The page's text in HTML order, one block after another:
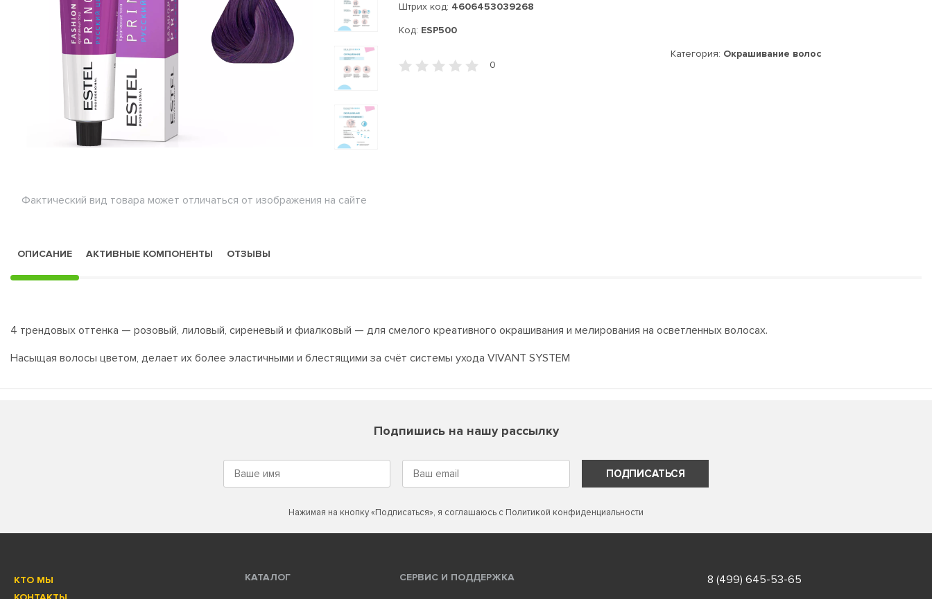
Фактический вид товара может отличаться от изображения на сайте
Штрих код: 4606453039268
Код: ESP500
Категория: Окрашивание волос
0
ОПИСАНИЕ АКТИВНЫЕ КОМПОНЕНТЫ ОТЗЫВЫ
4 трендовых оттенка — розовый, лиловый, сиреневый и фиалковый — для смелого креативного окрашивания и мелирования на осветленных волосах.
Насыщая волосы цветом, делает их более эластичными и блестящими за счёт системы ухода VIVANT SYSTEM
Подпишись на нашу рассылку
ПОДПИСАТЬСЯ
Нажимая на кнопку «Подписаться», я соглашаюсь с Политикой конфиденциальности
КТО МЫ
КАТАЛОГ СЕРВИС И ПОДДЕРЖКА 8 (499) 645-53-65